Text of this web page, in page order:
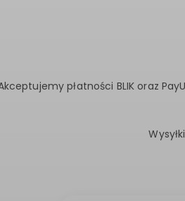
płatności BLIK oraz